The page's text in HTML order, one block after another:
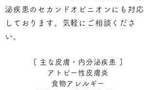
泌疾患のセカンドオピニオンにも対応
しております。気軽にご相談くださ
い。
[ 主な皮膚・内分泌疾患 ]
アトピー性皮膚炎
食物アレルギー